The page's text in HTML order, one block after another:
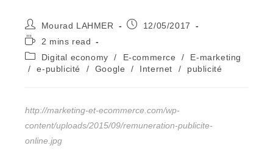
Auteur/autrice
de
la
publication :
Mourad LAHMER
Publication
12/05/2017
Temps
de
lecture :
2 mins read
Post
category:
Digital economy / E-commerce /
E-marketing
/
e-publicité / Google / Internet / publicité
http://marketing-et-ecommerce.com/wp-
content/uploads/2015/09/remuneration-publicite-
online.jpg